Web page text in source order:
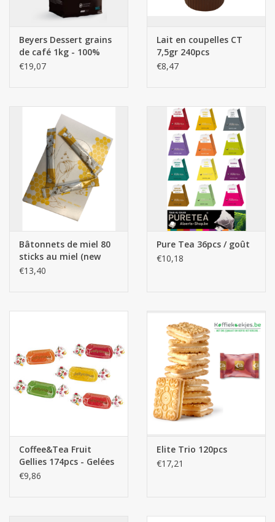
Beyers Dessert grains
de café 1kg - 100%
Arabica
€19,07
Lait en coupelles CT
7,5gr 240pcs
€8,47
Bâtonnets de miel 80
sticks au miel (new
packaging)
€13,40
Pure Tea 36pcs / goût
€10,18
Coffee&Tea Fruit
Gellies 174pcs - Gelées
€9,86
Elite Trio 120pcs
€17,21